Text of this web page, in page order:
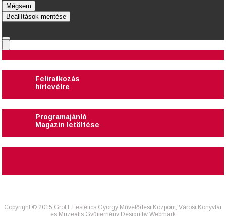
Mégsem
Beállítások mentése
Feliratkozás
hírlevélre
Programajánló
Magazin letöltése
Copyright © 2015 Gróf I. Festetics György Művelődési Központ, Városi Könyvtár
és Muzeális Gyűjtemény Design by Webmark